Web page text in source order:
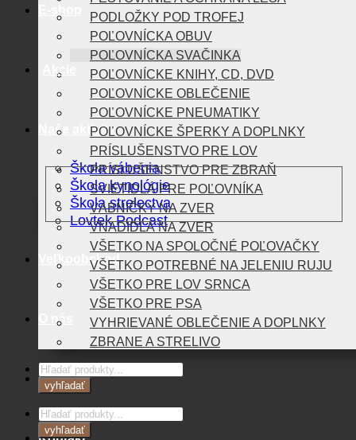
Akcie
Naše aktivity
Škola vábenia
Škola kynológie
Škola strelectva
Lovtek Podcast
Veľkoobchod
O nás
Blog
PODLOŽKY POD TROFEJ
POĽOVNÍCKA OBUV
POĽOVNÍCKA SVAČINKA
POĽOVNÍCKE KNIHY, CD, DVD
POĽOVNÍCKE OBLEČENIE
POĽOVNÍCKE PNEUMATIKY
POĽOVNÍCKE ŠPERKY A DOPLNKY
PRÍSLUŠENSTVO PRE LOV
PRÍSLUŠENSTVO PRE ZBRAŇ
SVIETIDLÁ PRE POĽOVNÍKA
VÁBNIČKY NA ZVER
VNADIDLÁ NA ZVER
VŠETKO NA SPOLOČNÉ POĽOVAČKY
VŠETKO POTREBNÉ NA JELENIU RUJU
VŠETKO PRE LOV SRNCA
VŠETKO PRE PSA
VYHRIEVANÉ OBLEČENIE A DOPLNKY
ZBRANE A STRELIVO
Products
search
vyhľadať
Products
search
vyhľadať